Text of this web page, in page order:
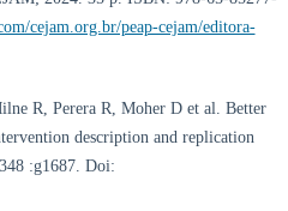
cejam.org.br/peap-cejam/editora-
R, Perera R, Moher D et al. Better
description and replication
:g1687. Doi: